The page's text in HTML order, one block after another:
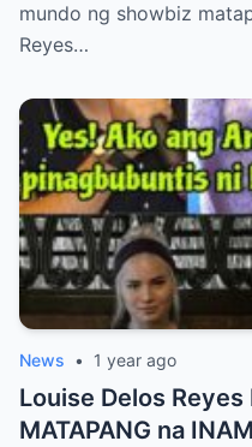
mundo ng showbiz
Reyes…
News • 1 year ago
Louise Delos Reyes
MATAPANG na